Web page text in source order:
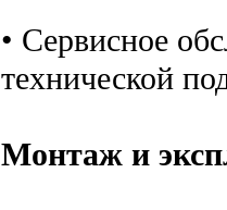
• Сервисное
технической
Монтаж и